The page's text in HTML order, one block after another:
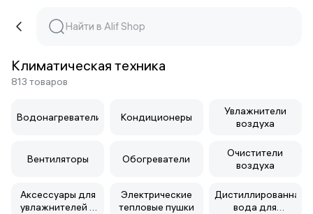
Климатическая техника
813 товаров
Водонагреватели Кондиционеры
Увлажнители
воздуха
Вентиляторы Обогреватели
Очистители
воздуха
Аксессуары для
увлажнителей и
Электрические
тепловые пушки
Дистиллированная
вода для